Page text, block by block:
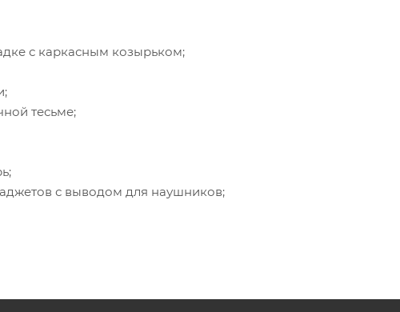
с каркасным козырьком;
тесьме;
с выводом для наушников;